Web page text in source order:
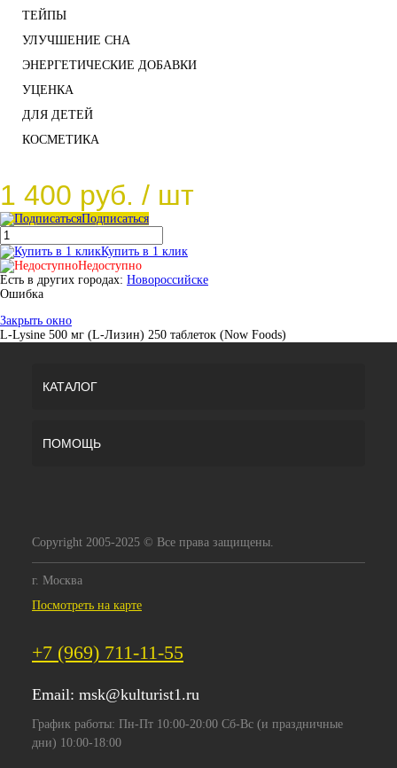
ТЕЙПЫ
УЛУЧШЕНИЕ СНА
ЭНЕРГЕТИЧЕСКИЕ ДОБАВКИ
УЦЕНКА
ДЛЯ ДЕТЕЙ
КОСМЕТИКА
1 400 руб. / шт
Подписаться
Купить в 1 клик
Недоступно
Есть в других городах: Новороссийске
Ошибка
Закрыть окно
L-Lysine 500 мг (L-Лизин) 250 таблеток (Now Foods)
КАТАЛОГ
ПОМОЩЬ
Copyright 2005-2025 © Все права защищены.
г. Москва
Посмотреть на карте
+7 (969) 711-11-55
Email: msk@kulturist1.ru
График работы: Пн-Пт 10:00-20:00 Сб-Вс (и праздничные
дни) 10:00-18:00